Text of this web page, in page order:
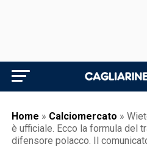
Home » Calciomercato »
è ufficiale. Ecco la formula del
difensore polacco. Il